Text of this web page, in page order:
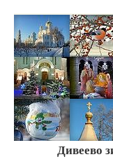
Дивеево